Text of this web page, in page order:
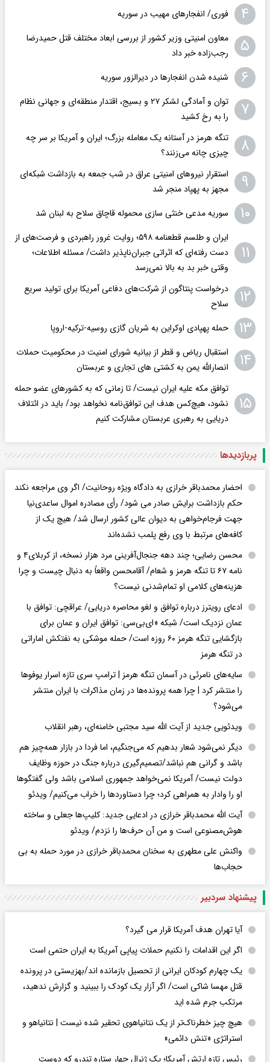
۴ فوری/ انفجارهای مهیب در سوریه
۵
معاون امنیتی وزیر کشور از بررسی ابعاد مختلف قتل حمیدرضا
رجب‌زاده خبر داد
۶ شنیده شدن انفجارها در دیرالزور سوریه
۷
توان و آمادگی لشکر ۲۷ و بسیج، اقتدار منطقه‌ای و جهانی نظام
را به رخ کشید
۸
تنگه هرمز در آستانه یک معامله بزرگ؛ ایران و آمریکا بر سر چه
چیزی چانه می‌زنند؟
۹
استقرار نیروهای امنیتی عراق در شب جمعه به بازداشت شبکه‌ای
مجهز به پهپاد منجر شد
۱۰ سوریه مدعی خنثی سازی محموله قاچاق سلاح به لبنان شد
۱۱
ایران و طلسم قطعنامه ۵۹۸؛ روایت غرور راهبردی و فرصت‌های از
دست رفته‌ای که اثراتی جبران‌ناپذیر داشت/ مسئله اطلاعات؛
وقتی خبر بد به بالا نمی‌رسد
۱۲
درخواست پنتاگون از شرکت‌های دفاعی آمریکا برای تولید سریع
سلاح
۱۳ حمله پهپادی اوکراین به شریان گازی روسیه-ترکیه-اروپا
۱۴
استقبال ریاض و قطر از بیانیه شورای امنیت در محکومیت حملات
انصارالله یمن به کشتی های تجاری و عربستان
۱۵
توافق مکه علیه ایران نیست/ تا زمانی که به کشورهای عضو حمله
نشود، هیچ‌کس هدف این توافق‌نامه نخواهد بود/ باید در ائتلاف
دریایی به رهبری عربستان مشارکت کنیم
پربازدید‌ها
احضار محمدباقر خرازی به دادگاه ویژه روحانیت/ اگر وی مراجعه نکند
حکم بازداشت برایش صادر می شود/ رأی مصادره اموال ساعدی‌نیا
جهت فرجام‌خواهی به دیوان عالی کشور ارسال شد/ هیچ یک از
کافه‌های مرتبط با وی رفع پلمب نشده‌اند
محسن رضایی؛ چند دهه جنجال‌آفرینی مرد هزار نسخه، از کربلای۴ و
نامه ۶۷ تا تنگه هرمز و شعام/ آقا‌محسن واقعاً به دنبال چیست و چرا
هزینه‌های کلامی او تمام‌شدنی نیست؟
ادعای رویترز درباره توافق و لغو محاصره دریایی/ عراقچی: توافق با
عمان نزدیک است/ شبکه «ای‌بی‌سی: توافق ایران و عمان برای
بازگشایی تنگه هرمز ۶۰ روزه است/ حمله موشکی به نفتکش اماراتی
در تنگه هرمز
سایه‌های نامرئی در آسمان تنگه هرمز | ترامپ سری تازه اسرار یوفوها
را منتشر کرد | چرا همه پرونده‌ها در زمان مذاکرات با ایران منتشر
می‌شود؟
ویدئویی جدید از آیت الله سید مجتبی خامنه‌ای، رهبر انقلاب
دیگر نمی‌شود شعار بدهیم که می‌جنگیم، اما فردا در بازار همه‌چیز هم
باشد و گرانی هم نباشد/تصمیم‌گیری درباره جنگ در حوزه وظایف
دولت نیست/ آمریکا نمی‌خواهد جمهوری اسلامی باشد ولی گفتگوها
او را وادار به همراهی کرد؛ چرا دستاوردها را خراب می‌کنیم/ ویدئو
آیت الله محمدباقر خرازی در ادعایی جدید: کلیپ‌ها جعلی و ساخته
هوش‌مصنوعی است و من آن حرف‌ها را نزدم/ ویدئو
واکنش علی مطهری به سخنان محمدباقر خرازی در مورد حمله به بی
حجاب‌ها
پیشنهاد سردبیر
آیا تهران هدف آمریکا قرار می گیرد؟
اگر این اقدامات را نکنیم حملات پیاپی آمریکا به ایران حتمی است
یک چهارم کودکان ایرانی از تحصیل بازمانده اند/بهزیستی در پرونده
قتل مهسا شاکی است/ اگر آزار یک کودک را ببینید و گزارش ندهید،
مرتکب جرم شده اید
هیچ چیز خطرناک‌تر از یک نتانیاهوی تحقیر شده نیست | نتانیاهو و
استراتژی «تنش دائمی»
رئیس تازه ارتش آمریکا؛ یک ژنرال چهار ستاره تندرو که دوست